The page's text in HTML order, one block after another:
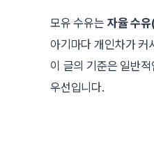
모유 수유는 자율 수
아기마다 개인차가 커
이 글의 기준은 일반적
우선입니다.